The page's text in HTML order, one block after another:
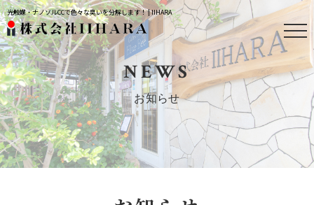
光触媒・ナノソルCCで色々な臭いを分解します！ | IIHARA
NEWS
お知らせ